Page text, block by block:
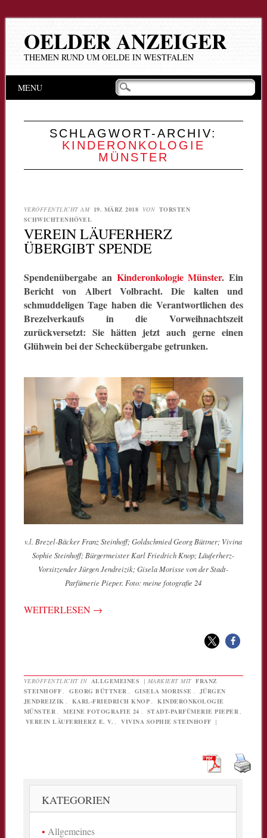
OELDER ANZEIGER
THEMEN RUND UM OELDE IN WESTFALEN
Hauptmenü
Inhalt
MENU
SCHLAGWORT-ARCHIV:
KINDERONKOLOGIE
MÜNSTER
VERÖFFENTLICHT AM 19. MÄRZ 2018 VON TORSTEN
SCHWICHTENHÖVEL
VEREIN LÄUFERHERZ
ÜBERGIBT SPENDE
Spendenübergabe an Kinderonkologie Münster. Ein
Bericht von Albert Volbracht.Die kalten und
schmuddeligen Tage haben die Verantwortlichen des
Brezelverkaufs in die Vorweihnachtszeit
zurückversetzt: Sie hätten jetzt auch gerne einen
Glühwein bei der Scheckübergabe getrunken.
v.l. Brezel-Bäcker Franz Steinhoff; Goldschmied Georg Büttner; Vivina
Sophie Steinhoff; Bürgermeister Karl Friedrich Knop; Läuferherz-
Vorsitzender Jürgen Jendreizik; Gisela Morisse von der Stadt-
Parfümerie Pieper. Foto: meine fotografie 24
WEITERLESEN →
VERÖFFENTLICHT IN ALLGEMEINES | MARKIERT MIT FRANZ
STEINHOFF
GEORG BÜTTNER GISELA MORISSE
JÜRGEN
JENDREIZIK
KARL-FRIEDRICH KNOP
KINDERONKOLOGIE
MÜNSTER
MEINE FOTOGRAFIE 24 STADT-PARFÜMERIE PIEPER
VEREIN LÄUFERHERZ E. V.
VIVINA SOPHIE STEINHOFF |
KATEGORIEN
Allgemeines